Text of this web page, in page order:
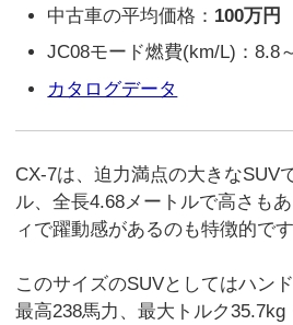
中古車の平均価格： 100万円
JC08モード燃費(km/L)：8.8
カタログデータ
CX-7は、迫力満点の大きなSUV
ル、全長4.68メートルで高さも
ィで躍動感があるのも特徴的です
このサイズのSUVとしてはハン
最高238馬力、最大トルク35.7kg